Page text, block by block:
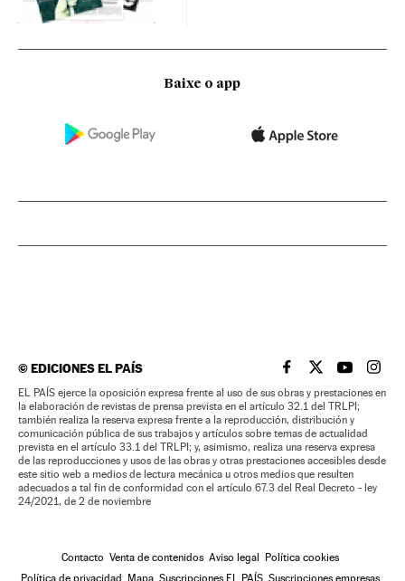
Baixe o app
©EDICIONES EL PAÍS EL PAÍS BRASIL EN
EL PAÍSEL PAÍS
EL
EL PAÍS ejerce la oposición expresa frente al uso de sus obras y prestaciones en
la elaboración de revistas de prensa prevista en el artículo 32.1 del TRLPI;
también realiza la reserva expresa frente a la reproducción, distribución y
comunicación pública de sus trabajos y artículos sobre temas de actualidad
prevista en el artículo 33.1 del TRLPI; y, asimismo, realiza una reserva expresa
de las reproducciones y usos de las obras y otras prestaciones accesibles desde
este sitio web a medios de lectura mecánica u otros medios que resulten
adecuados a tal fin de conformidad con el artículo 67.3 del Real Decreto - ley
24/2021, de 2 de noviembre
Contacto Venta de contenidos Aviso legal Política cookies
Política de privacidad Mapa Suscripciones EL PAÍS Suscripciones empresas